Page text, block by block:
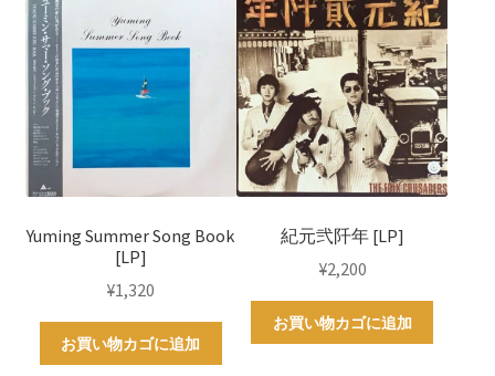
Yuming Summer Song Book
[LP]
¥1,320
お買い物カゴに追加
紀元弐阡年 [LP]
¥2,200
お買い物カゴに追加